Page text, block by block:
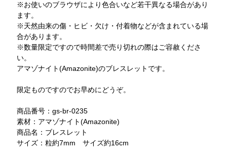
※お使いのブラウザにより色合いなど若干異なる場合があり
ます。
※天然由来の傷・ヒビ・欠け・付着物などが含まれている場
合があります。
※数量限定ですので時間差で売り切れの際はご容赦くださ
い。
アマゾナイト(Amazonite)のブレスレットです。
限定ものですのでお早めにどうぞ。
商品番号：gs-br-0235
素材：アマゾナイト(Amazonite)
商品名：ブレスレット
サイズ：粒約7mm サイズ約16cm